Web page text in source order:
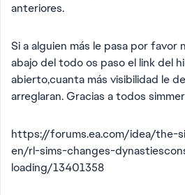
anteriores.
Si a alguien más le pasa por favor
abajo del todo os paso el link del
abierto,cuanta más visibilidad le
arreglaran. Gracias a todos
https://forums.ea.com/idea/the-
en/rl-sims-changes-
loading/13401358